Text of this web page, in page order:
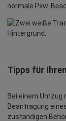
normale Pkw.
Tipps für
Bei einem
Beantragung
zuständigen